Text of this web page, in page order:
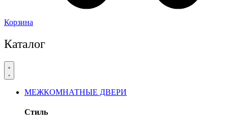
Корзина
Каталог
МЕЖКОМНАТНЫЕ ДВЕРИ
Стиль